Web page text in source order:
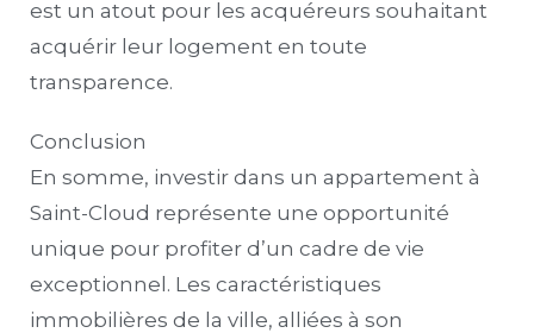
est un atout pour les acquéreurs souhaitant
acquérir leur logement en toute
transparence.
Conclusion
En somme, investir dans un appartement à
Saint-Cloud représente une opportunité
unique pour profiter d’un cadre de vie
exceptionnel. Les caractéristiques
immobilières de la ville, alliées à son